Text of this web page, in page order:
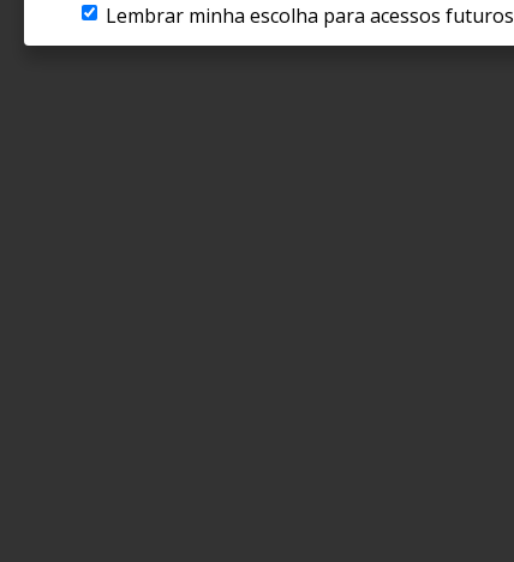
Lembrar minha escolha para acessos futuros